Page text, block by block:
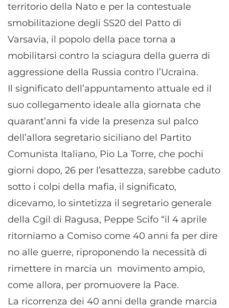
territorio della Nato e per la contestuale
smobilitazione degli SS20 del Patto di
Varsavia, il popolo della pace torna a
mobilitarsi contro la sciagura della guerra di
aggressione della Russia contro l’Ucraina.
Il significato dell’appuntamento attuale ed il
suo collegamento ideale alla giornata che
quarant’anni fa vide la presenza sul palco
dell’allora segretario siciliano del Partito
Comunista Italiano, Pio La Torre, che pochi
giorni dopo, 26 per l’esattezza, sarebbe caduto
sotto i colpi della mafia, il significato,
dicevamo, lo sintetizza il segretario generale
della Cgil di Ragusa, Peppe Scifo “il 4 aprile
ritorniamo a Comiso come 40 anni fa per dire
no alle guerre, riproponendo la necessità di
rimettere in marcia un movimento ampio,
come allora, per promuovere la Pace.
La ricorrenza dei 40 anni della grande marcia